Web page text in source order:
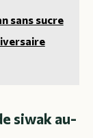
sans sucre
siwak au-